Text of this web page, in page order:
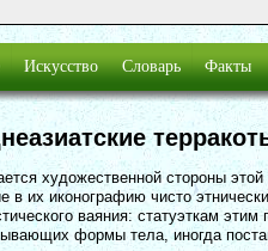
Искусство
Кушанское искусство
Айртамский фриз
Словарь
Пикностиль
Факты
Простое
художественной стороны
в их иконографию чисто
ваяния: статуэткам
формы тела, иногда